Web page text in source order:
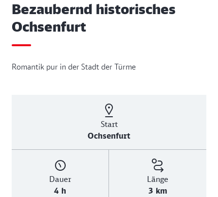
Bezaubernd historisches
Ochsenfurt
Romantik pur in der Stadt der Türme
Start
Ochsenfurt
Dauer
4 h
Länge
3 km